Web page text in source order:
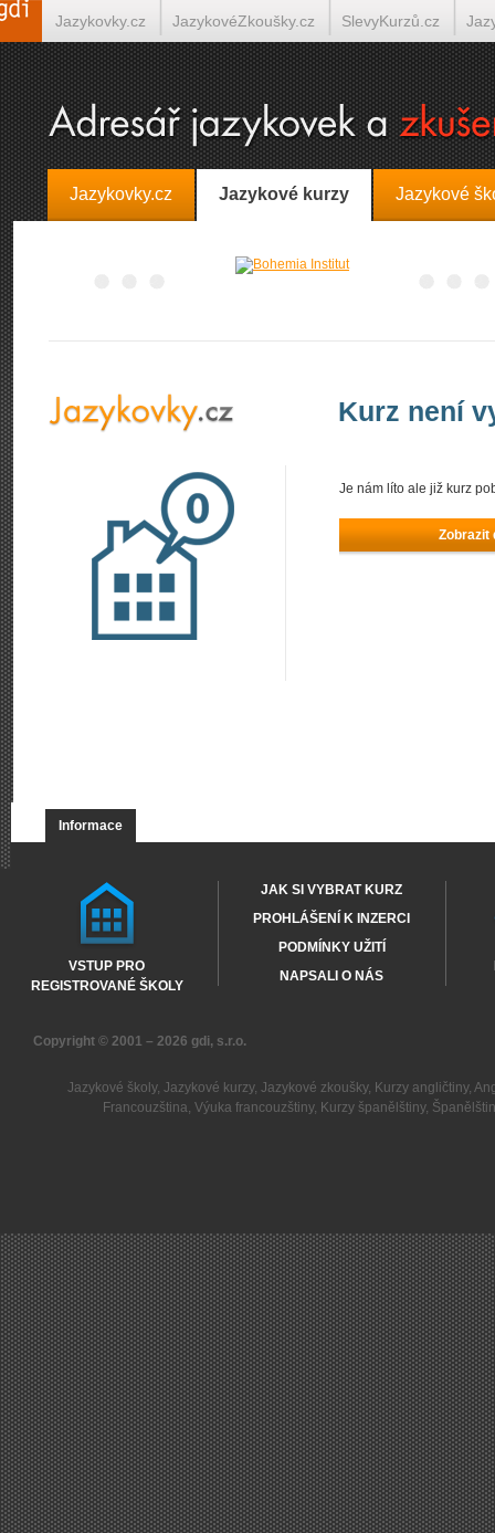
Jazykovky.cz Jazykové kurzy Jazykové
Kurz není
Je nám líto ale již kurz
Zobrazit
Informace
VSTUP PRO
REGISTROVANÉ ŠKOLY
JAK SI VYBRAT KURZ
PROHLÁŠENÍ K INZERCI
PODMÍNKY UŽITÍ
NAPSALI O NÁS
Copyright © 2001 – 2026 gdi, s.r.o.
Jazykové školy, Jazykové kurzy, Jazykové zkoušky, Kurzy angličtiny,
Francouzština,Výuka francouzštiny, Kurzy španělštiny,
Jazykovky.cz JazykovéZkoušky.cz SlevyKurzů.cz
Španělština on-line Italština on-line Tlumočení-